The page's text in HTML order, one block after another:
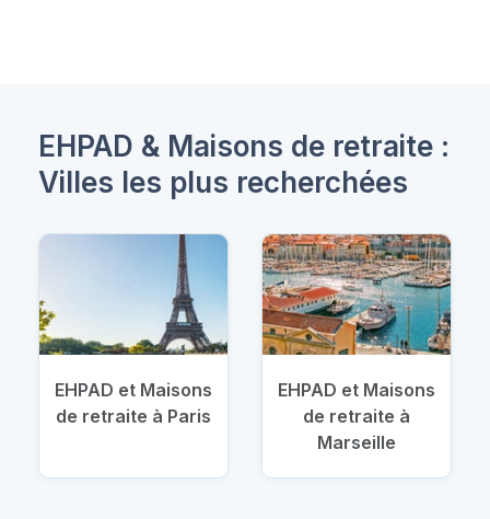
EHPAD & Maisons de retraite :
Villes les plus recherchées
EHPAD et Maisons
de retraite à Paris
EHPAD et Maisons
de retraite à
Marseille